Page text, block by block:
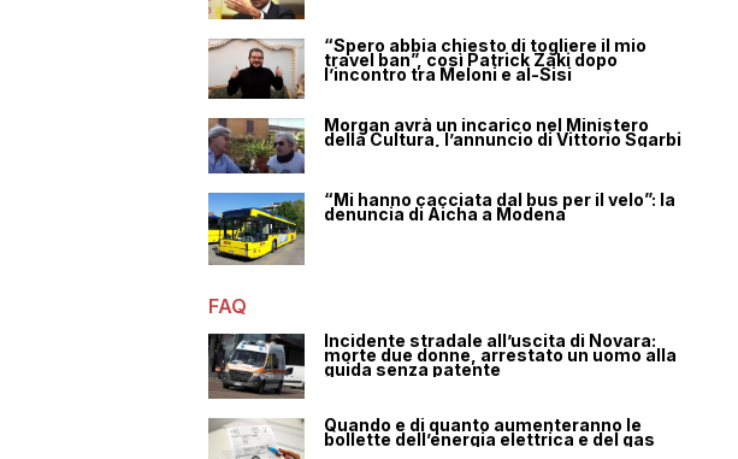
“Spero abbia chiesto di togliere il mio
travel ban”, così Patrick Zaki dopo
l’incontro tra Meloni e al-Sisi
Morgan avrà un incarico nel Ministero
della Cultura, l’annuncio di Vittorio Sgarbi
“Mi hanno cacciata dal bus per il velo”: la
denuncia di Aicha a Modena
FAQ
Incidente stradale all’uscita di Novara:
morte due donne, arrestato un uomo alla
guida senza patente
Quando e di quanto aumenteranno le
bollette dell’energia elettrica e del gas